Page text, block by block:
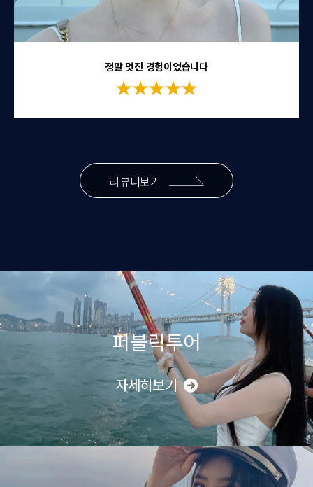
푸른 바다에서의 자유로움을 느낄 수 있어서 너무 좋았어!
★★★★★
리뷰더보기
퍼블릭투어
자세히보기